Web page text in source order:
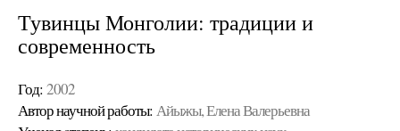
Тувинцы Монголии: традиции и
современность
Год: 2002
Автор научной работы: Айыжы, Елена Валерьевна